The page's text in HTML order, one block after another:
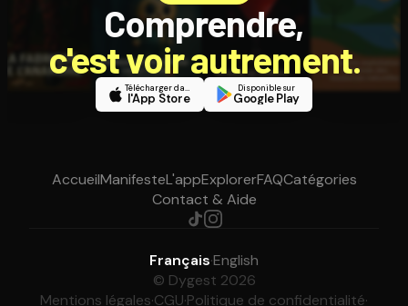
Comprendre,
c'est voir autrement.
Télécharger dans
l'App Store
Disponible sur
Google Play
AccueilManifesteL'appExplorerFAQCatégories
Contact & Aide
Français·English
© Dygest 2026
Mentions légales·CGU·Politique de confidentialité·